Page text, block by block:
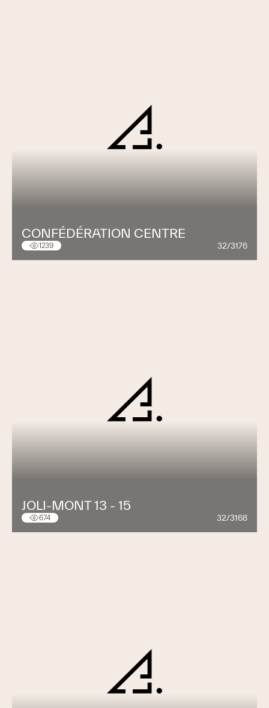
CONFÉDÉRATION CENTRE
1239 32/3176
JOLI-MONT 13 - 15
674 32/3168